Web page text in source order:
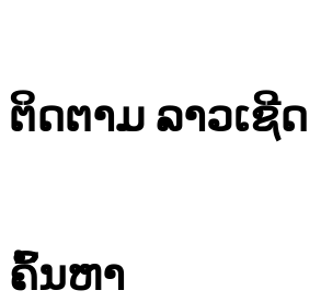
ຕິດຕາມ ລາວເຊີດ
ຄົ້ນຫາ